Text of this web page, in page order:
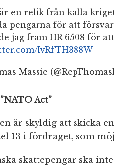
en relik från kalla
pengarna för att
jag fram HR 6508 för
IvRfTH388W
Massie
Act”
är skyldig att skicka
13 i fördraget, som
skattepengar ska